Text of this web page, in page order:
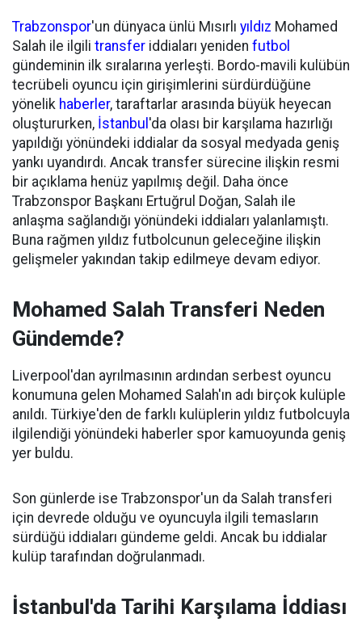
Trabzonspor'un dünyaca ünlü Mısırlı yıldız Mohamed
Salah ile ilgili transfer iddiaları yeniden futbol
gündeminin ilk sıralarına yerleşti. Bordo-mavili kulübün
tecrübeli oyuncu için girişimlerini sürdürdüğüne
yönelik haberler, taraftarlar arasında büyük heyecan
oluştururken, İstanbul 'da olası bir karşılama hazırlığı
yapıldığı yönündeki iddialar da sosyal medyada geniş
yankı uyandırdı. Ancak transfer sürecine ilişkin resmi
bir açıklama henüz yapılmış değil. Daha önce
Trabzonspor Başkanı Ertuğrul Doğan, Salah ile
anlaşma sağlandığı yönündeki iddiaları yalanlamıştı.
Buna rağmen yıldız futbolcunun geleceğine ilişkin
gelişmeler yakından takip edilmeye devam ediyor.
Mohamed Salah Transferi Neden
Gündemde?
Liverpool'dan ayrılmasının ardından serbest oyuncu
konumuna gelen Mohamed Salah'ın adı birçok kulüple
anıldı. Türkiye'den de farklı kulüplerin yıldız futbolcuyla
ilgilendiği yönündeki haberler spor kamuoyunda geniş
yer buldu.
Son günlerde ise Trabzonspor'un da Salah transferi
için devrede olduğu ve oyuncuyla ilgili temasların
sürdüğü iddiaları gündeme geldi. Ancak bu iddialar
kulüp tarafından doğrulanmadı.
İstanbul'da Tarihi Karşılama İddiası